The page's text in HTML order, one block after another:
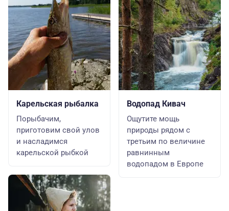
Карельская рыбалка
Порыбачим,
приготовим свой улов
и насладимся
карельской рыбкой
Водопад Кивач
Ощутите мощь
природы рядом с
третьим по величине
равнинным
водопадом в Европе